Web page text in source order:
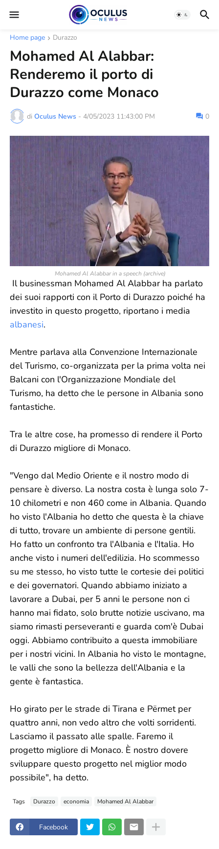
Home page Durazzo
Mohamed Al Alabbar:
Renderemo il porto di
Durazzo come Monaco
di Oculus News - 4/05/2023 11:43:00 PM 0
Mohamed Al Alabbar in a speech (archive)
Il businessman Mohamed Al Alabbar ha parlato
dei suoi rapporti con il Porto di Durazzo poiché ha
investito in questo progetto, riportano i media
albanesi.
Mentre parlava alla Convenzione Internazionale
del Turismo, co-organizzata per la prima volta nei
Balcani con l'Organizzazione Mondiale del
Turismo, ha detto che le persone in Albania sono
fantastiche.
Tra le altre cose, ha promesso di rendere il Porto
di Durazzo migliore di Monaco.
"Vengo dal Medio Oriente e il nostro modo di
pensare è diverso. La nostra costa è lunga solo 7-
10 chilometri e non 460 come in Albania. Quando
ho visto l'Albania ho detto che questa è la chiave
di tutto, trovare un ambiente di persone gentili.
Ho fatto un confronto tra l'Albania e l'Italia. Ho
anche visto i numeri dell'edilizia. Ho scommesso
su me stesso, ho visto tutte le cortesie dei politici
e dei governatori. Quando abbiamo iniziato a
lavorare a Dubai, per 5 anni le persone non ci
hanno mai fidato, solo brutte notizie uscivano, ma
siamo rimasti perseveranti e guarda com'è Dubai
oggi. Abbiamo contribuito a questa immobiliare
per i nostri vicini. In Albania ho visto le montagne,
le valli che sono la bellezza dell'Albania e la
gente è fantastica.
Ho girato per le strade di Tirana e Përmet per
quattro anni, non vedo altro che volti sorridenti.
Lasciamo il passato alle spalle. Faremo il
progetto migliore di Monaco. È nostro dovere
sviluppare questo progetto nel miglior modo
possibile", ha detto.
Tags Durazzo economia Mohamed Al Alabbar
Facebook